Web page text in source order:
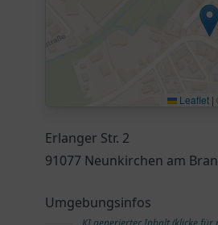
Leaflet |
Erlanger Str. 2
91077 Neunkirchen am
Umgebungsinfos